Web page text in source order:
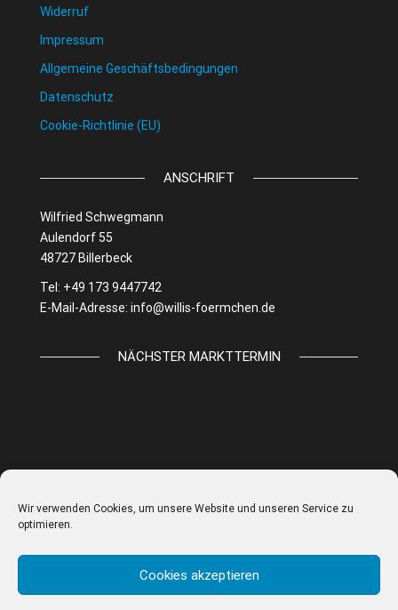
Wir verwenden Cookies, um unsere Website und unseren Service zu
optimieren.
Cookies akzeptieren
Widerruf
Impressum
Allgemeine Geschäftsbedingungen
Datenschutz
Cookie-Richtlinie (EU)
ANSCHRIFT
Wilfried Schwegmann
Aulendorf 55
48727 Billerbeck
Tel: +49 173 9447742
E-Mail-Adresse: info@willis-foermchen.de
NÄCHSTER MARKTTERMIN